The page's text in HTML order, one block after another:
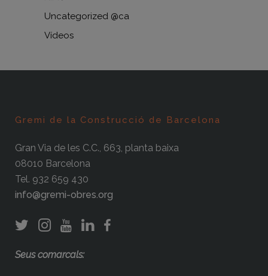
Uncategorized @ca
Vídeos
Gremi de la Construcció de Barcelona
Gran Via de les C.C., 663, planta baixa
08010 Barcelona
Tel. 932 659 430
info@gremi-obres.org
Seus comarcals: